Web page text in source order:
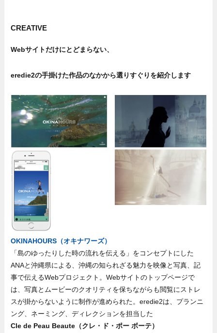
CREATIVE
Webサイトだけにとどまらない、
eredie2の手掛けた作品のなかから選りすぐりを紹介します
OKINAHOURS（オキナワーズ）
「島のゆったりした時の流れを伝える」をコンセプトにした
ANAと沖縄県による、沖縄の知られざる魅力を映像と写真、記
事で伝えるWebプロジェクト。Webサイトのトップページで
は、写真とムービーのクオリティを保ちながらも閲覧にストレ
スが掛からないように制作が進められた。eredie2は、プランニ
ング、ネーミング、ディレクションを担当した
Cle de Peau Beaute（クレ・ド・ポー ボーテ）